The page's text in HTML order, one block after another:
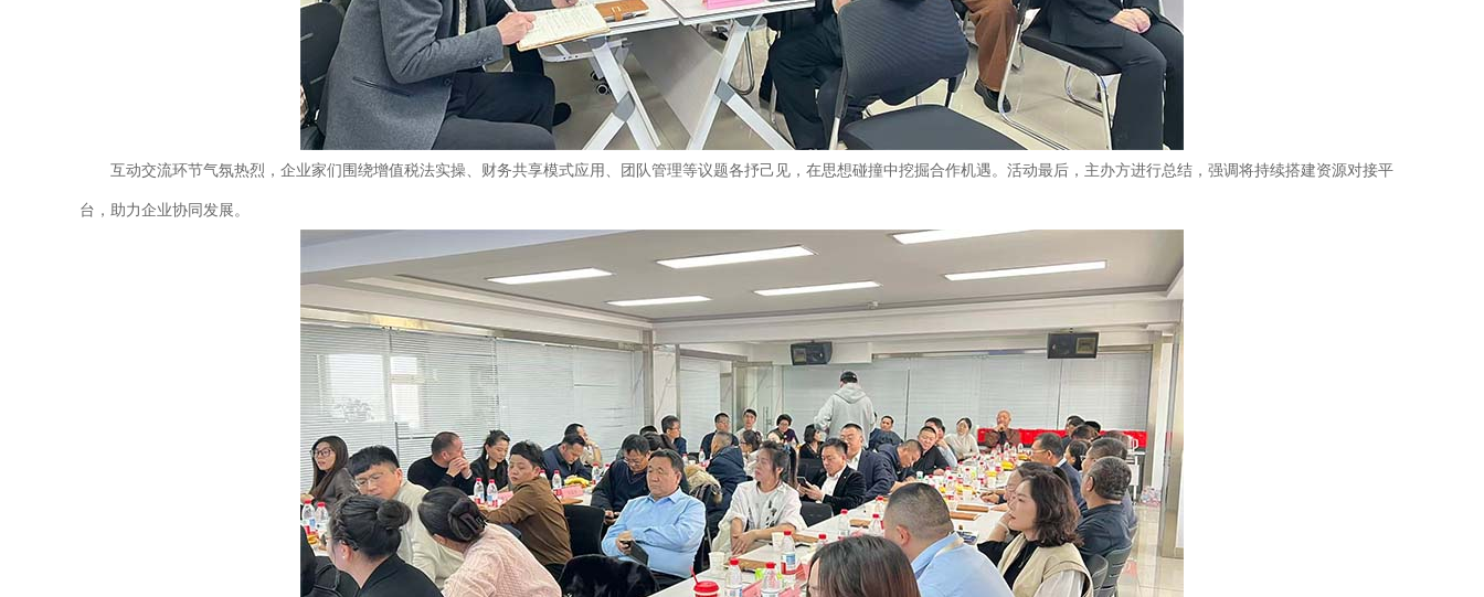
互动交流环节气氛热烈，企业家们围绕增值税法实操、财务共享模式应用、团队管理等议题各抒己见，在思想碰撞中挖掘合作机遇。活动最后，主办方进行总结，强调将持续搭建资源对接平
台，助力企业协同发展。